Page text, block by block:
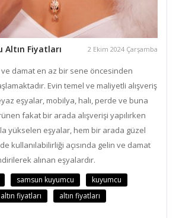
Altın Fiyatları 2 Ekim 2024 Çarşamba
damat en az bir sene öncesinden
Evin temel ve maliyetli alışveriş
eşyalar, mobilya, halı, perde ve buna
fakat bir arada alışverişi yapılırken
yükselen eşyalar, hem bir arada güzel
kullanılabilirliği açısında gelin ve damat
alınan eşyalardır.
samsun kuyumcu
kuyumcu
fiyatları
altın fiyatları